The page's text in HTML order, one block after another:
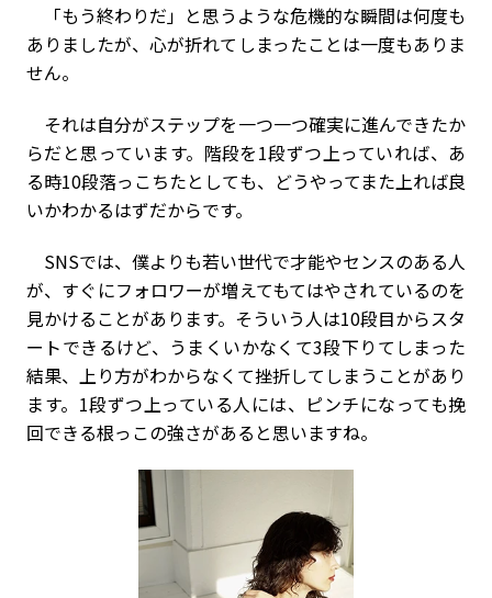
「もう終わりだ」と思うような危機的な瞬間は何度も
ありましたが、心が折れてしまったことは一度もありま
せん。
それは自分がステップを一つ一つ確実に進んできたか
らだと思っています。階段を1段ずつ上っていれば、あ
る時10段落っこちたとしても、どうやってまた上れば良
いかわかるはずだからです。
SNSでは、僕よりも若い世代で才能やセンスのある人
が、すぐにフォロワーが増えてもてはやされているのを
見かけることがあります。そういう人は10段目からスタ
ートできるけど、うまくいかなくて3段下りてしまった
結果、上り方がわからなくて挫折してしまうことがあり
ます。1段ずつ上っている人には、ピンチになっても挽
回できる根っこの強さがあると思いますね。